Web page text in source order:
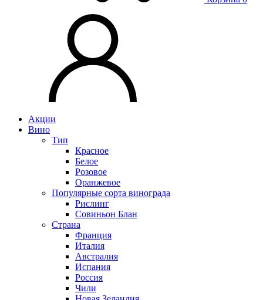
Акции
Вино
Тип
Красное
Белое
Розовое
Оранжевое
Популярные сорта винограда
Рислинг
Совиньон Блан
Страна
Франция
Италия
Австралия
Испания
Россия
Чили